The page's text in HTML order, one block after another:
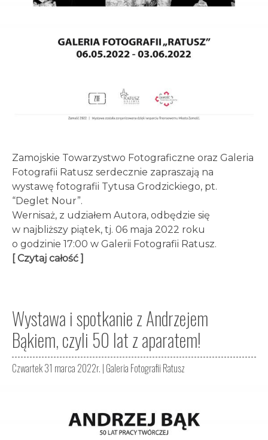
Zamojskie Towarzystwo Fotograficzne oraz Galeria
Fotografii Ratusz serdecznie zapraszają na
wystawę fotografii Tytusa Grodzickiego, pt.
“Deglet Nour”.
Wernisaż, z udziałem Autora, odbędzie się
w najbliższy piątek, tj. 06 maja 2022 roku
o godzinie 17:00 w Galerii Fotografii Ratusz.
[ Czytaj całość ]
Wystawa i spotkanie z Andrzejem
Bąkiem, czyli 50 lat z aparatem!
Czwartek 31 marca 2022r. | Galeria Fotografii Ratusz